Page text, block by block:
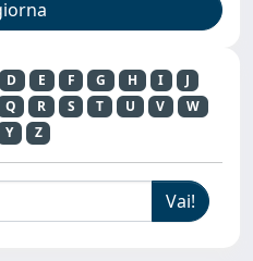
D E F G H I
J
Q R S T U V
W
Y Z